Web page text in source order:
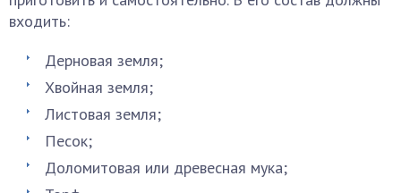
входить:
Дерновая земля;
Хвойная земля;
Листовая земля;
Песок;
Доломитовая или древесная мука;